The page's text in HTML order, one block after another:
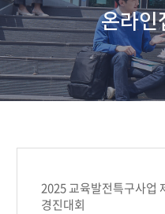
온라인
2025 교육발전특구사업
경진대회